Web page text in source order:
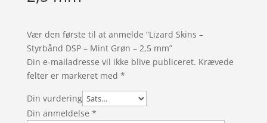
Vær den første til at anmelde “Lizard Skins –
Styrbånd DSP – Mint Grøn – 2,5 mm”
Din e-mailadresse vil ikke blive publiceret. Krævede
felter er markeret med *
Din vurdering
Din anmeldelse *